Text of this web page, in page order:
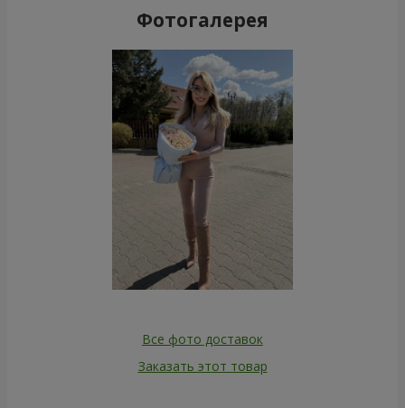
Фотогалерея
Все фото доставок
Заказать этот товар